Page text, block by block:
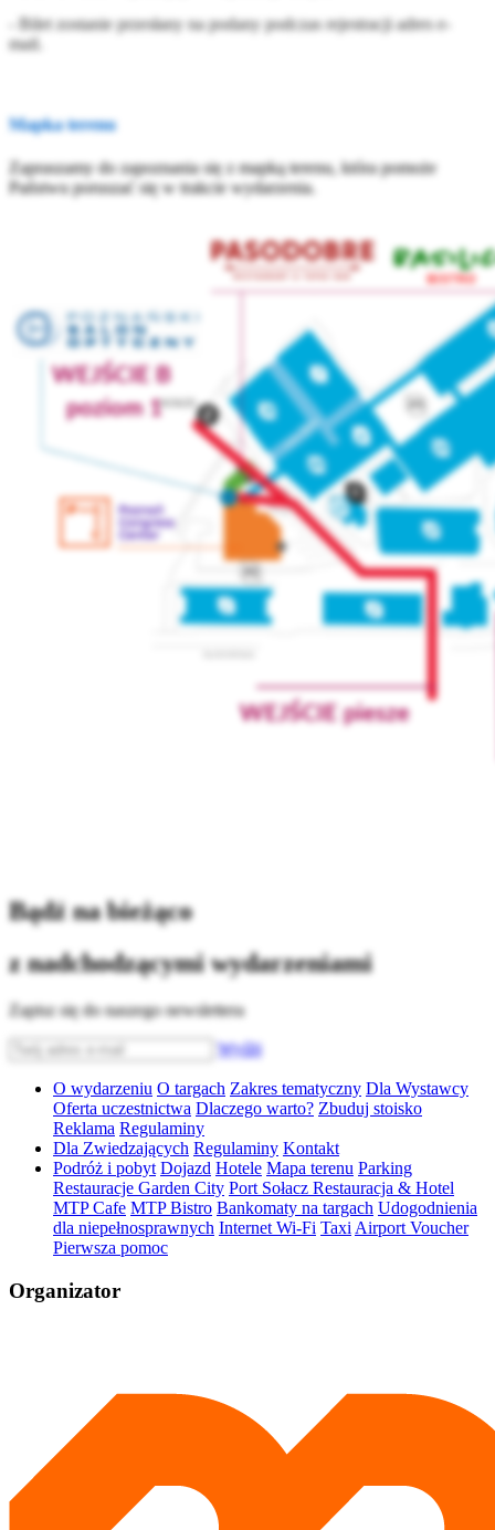
- Bilet zostanie przesłany na podany podczas rejestracji adres e-
mail.
Mapka terenu
Zapraszamy do zapoznania się z mapką terenu, która pomoże
Państwu poruszać się w trakcie wydarzenia.
Bądź na bieżąco
z nadchodzącymi wydarzeniami
Zapisz się do naszego newslettera
Wyślij
O wydarzeniu O targach Zakres tematyczny Dla Wystawcy
Oferta uczestnictwa Dlaczego warto? Zbuduj stoisko
Reklama Regulaminy
Dla Zwiedzających Regulaminy Kontakt
Podróż i pobyt Dojazd Hotele Mapa terenu Parking
Restauracje Garden City Port Sołacz Restauracja & Hotel
MTP Cafe MTP Bistro Bankomaty na targach Udogodnienia
dla niepełnosprawnych Internet Wi-Fi Taxi Airport Voucher
Pierwsza pomoc
Organizator